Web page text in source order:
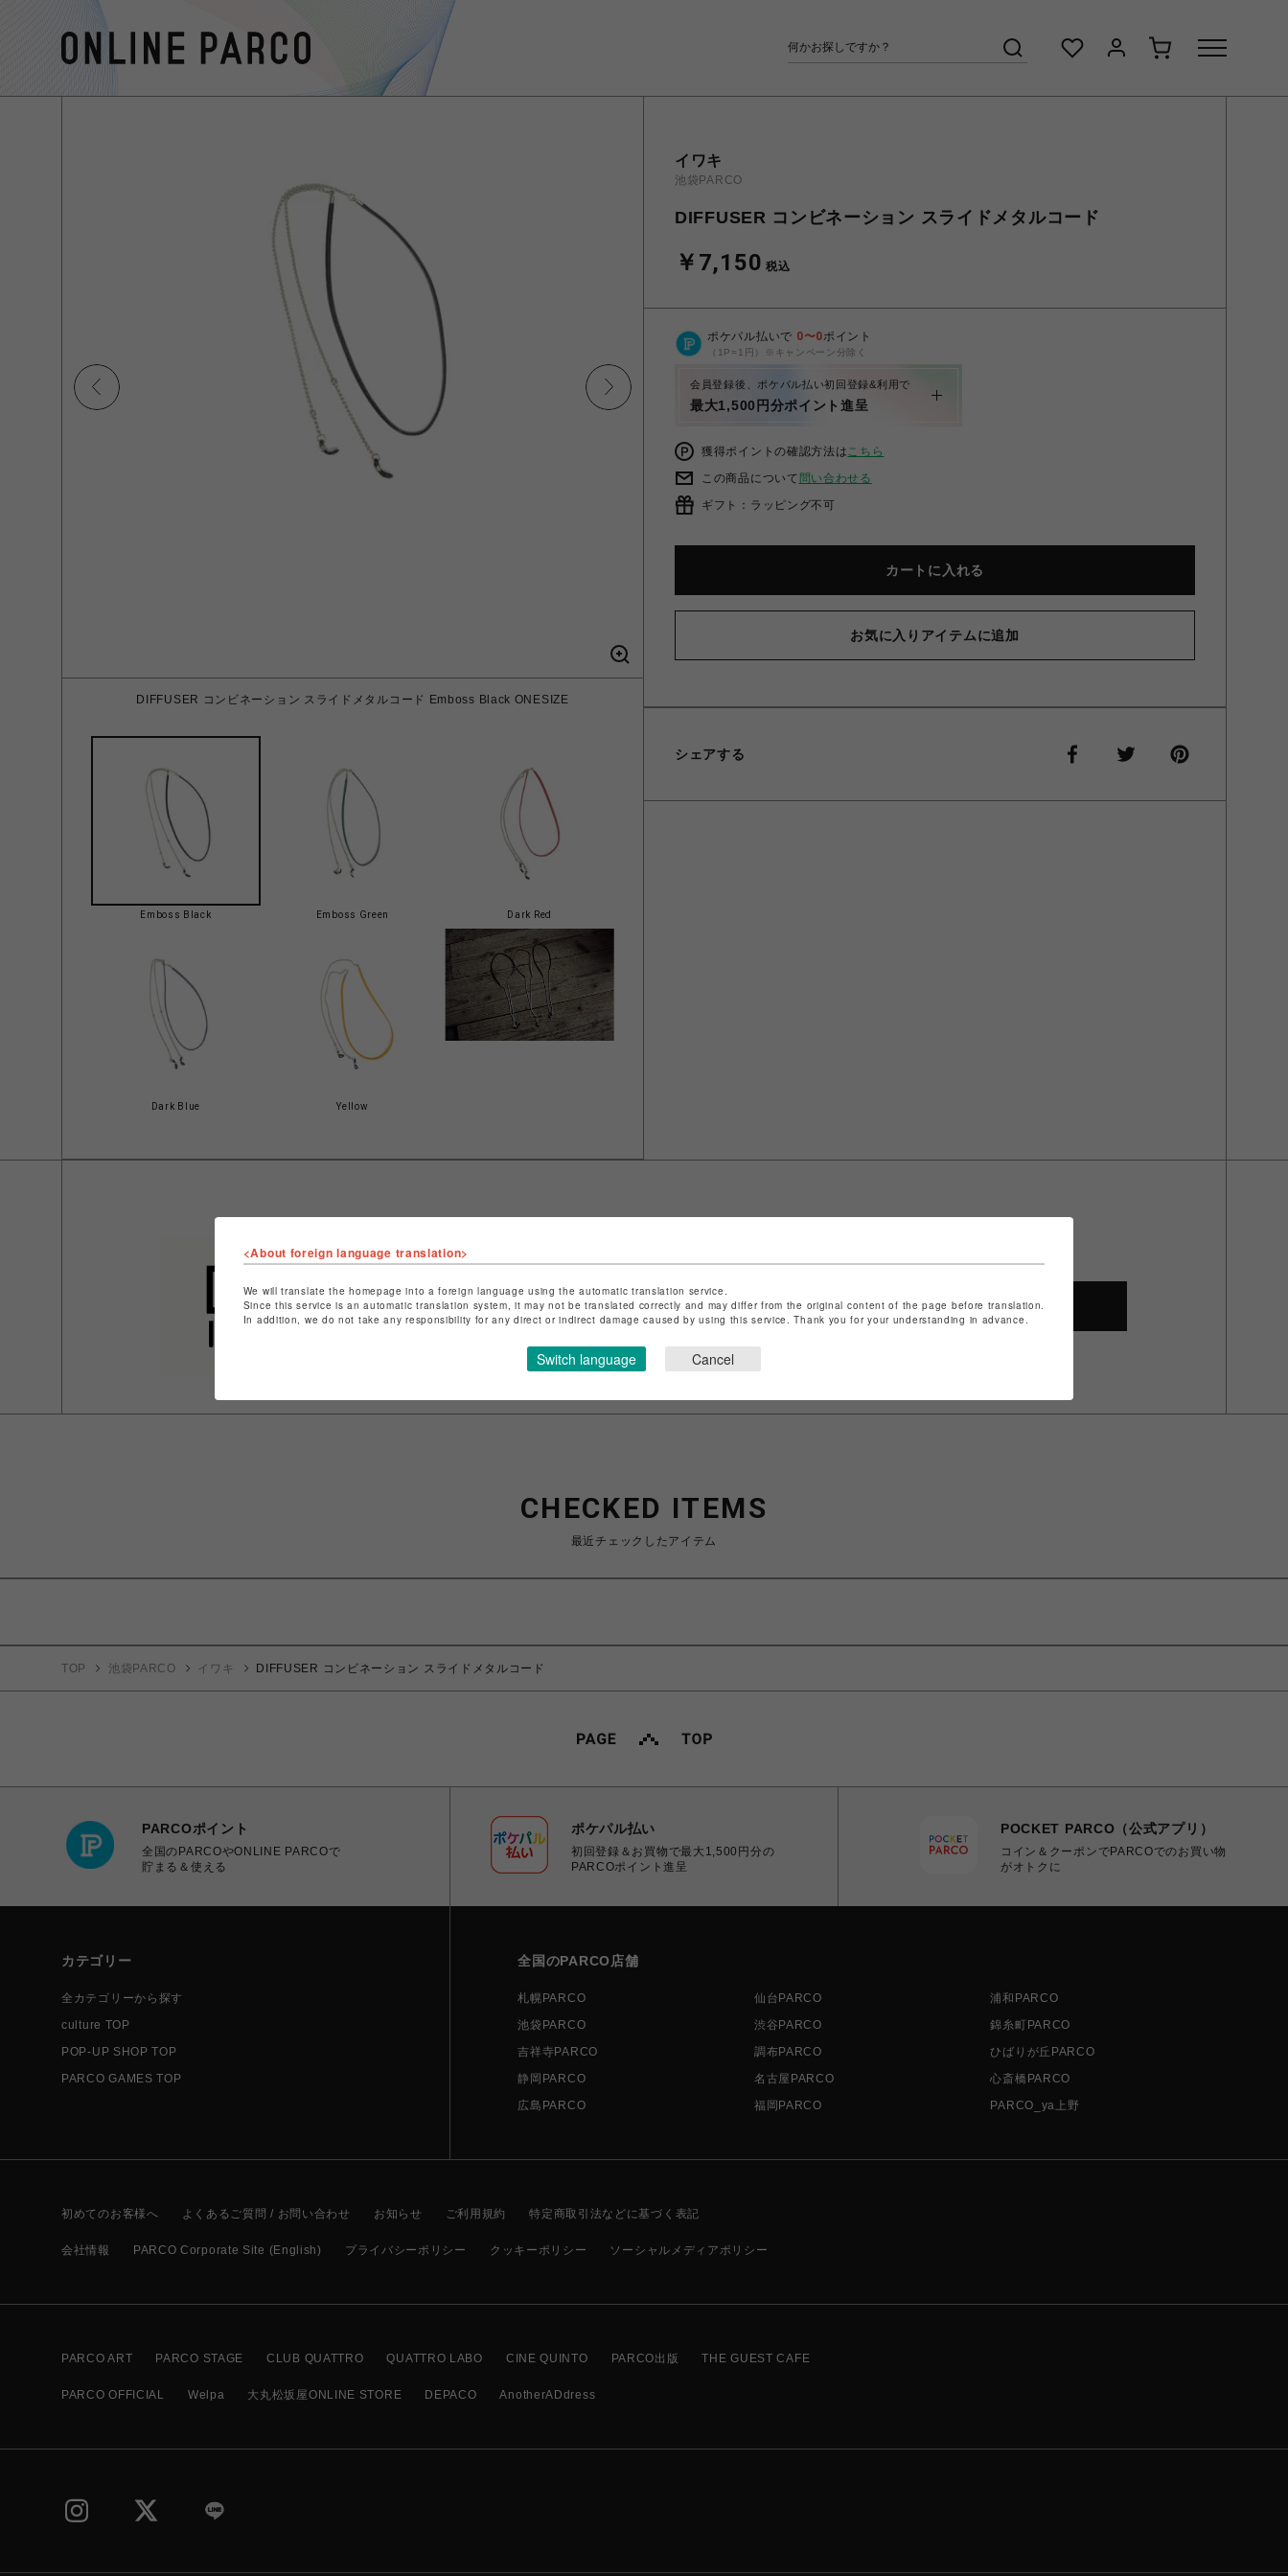
DIFFUSER コンビネーション スライドメタルコード Emboss Black ONESIZE
Emboss Black Emboss Green Dark Red
Dark Blue Yellow
イワキ
池袋PARCO
DIFFUSER コンビネーション スライドメタルコード
￥7,150 税込
ポケパル払いで 0〜0ポイント
（1P=1円）※キャンペーン分除く
会員登録後、ポケパル払い初回登録&利用で
最大1,500円分ポイント進呈
獲得ポイントの確認方法はこちら
この商品について 問い合わせる
ギフト：ラッピング不可
カートに入れる
お気に入りアイテムに追加
シェアする
ショップ名
イワキ
店舗名
池袋PARCO
特定商取引法など法令に基づく表記はこちら
ショップお問い合わせはこちら
SHOP TOP
CHECKED ITEMS
最近チェックしたアイテム
TOP 池袋PARCO イワキ DIFFUSER コンビネーション スライドメタルコード
PARCOポイント
全国のPARCOやONLINE PARCOで
貯まる＆使える
ポケパル払い
初回登録＆お買物で最大1,500円分の
PARCOポイント進呈
POCKET PARCO（公式アプリ）
コイン＆クーポンでPARCOでのお買い物
がオトクに
カテゴリー
全カテゴリーから探す
culture TOP
POP-UP SHOP TOP
PARCO GAMES TOP
全国のPARCO店舗
札幌PARCO 仙台PARCO
浦和PARCO
池袋PARCO
渋谷PARCO
錦糸町PARCO
吉祥寺PARCO
調布PARCO
ひばりが丘PARCO
静岡PARCO
名古屋PARCO
心斎橋PARCO
広島PARCO
福岡PARCO PARCO_ya上野
初めてのお客様へ よくあるご質問 / お問い合わせ お知らせ ご利用規約 特定商取引法などに基づく表記
会社情報 PARCO Corporate Site (English) プライバシーポリシー クッキーポリシー ソーシャルメディアポリシー
PARCO ART PARCO STAGE CLUB QUATTRO QUATTRO LABO CINE QUINTO PARCO出版 THE GUEST CAFE
PARCO OFFICIAL Welpa 大丸松坂屋ONLINE STORE DEPACO AnotherADdress
<About foreign language translation>
We will translate the homepage into a foreign language using the automatic translation service.
Since this service is an automatic translation system, it may not be translated correctly and may differ from the original content of the page before translation.
In addition, we do not take any responsibility for any direct or indirect damage caused by using this service. Thank you for your understanding in advance.
Switch language Cancel